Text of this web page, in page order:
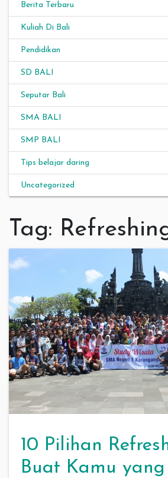
Berita Terbaru
Kuliah Di Bali
Pendidikan
SD BALI
Seputar Bali
SMA BALI
SMP BALI
Tips belajar daring
Uncategorized
Tag:
10 Pilihan
Buat Kamu